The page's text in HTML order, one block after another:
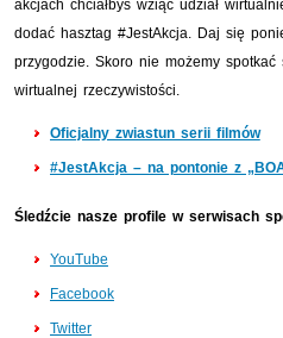
akcjach chciałbyś wziąć udział
dodać hasztag #JestAkcja. Daj się
przygodzie. Skoro nie możemy
wirtualnej rzeczywistości.
Oficjalny zwiastun serii filmów
#JestAkcja – na pontonie z
Śledźcie nasze profile w serwisach
YouTube
Facebook
Twitter